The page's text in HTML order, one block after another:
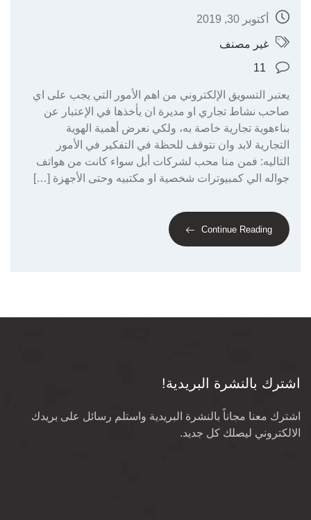
أكتوبر 30, 2019
غير مصنف
يعتبر التسويق الإلكتروني من اهم الأمور التي يجب على اي
صاحب نشاط تجاري او مديرة ان يأخذها في الإعتبار عن
بناءهوية تجارية خاصة به، ولكي نعرض أهمية الهوية
التجارية لابد وان نتوقف للحظة في التفكير في الأمور
التاليه: فمن منا محب لشركات أبل سواء كانت من هواتف
جواله الي كمبيوترات شخصية او مكتبيه وحتى الأجهزة […]
Continue Reading
اشترك بالنشرة البريدية!
اشترك معنا مجاناً بالنشرة البريدية واستلم رسائل على بريدك
الالكتروني ليصلك كل جديد.